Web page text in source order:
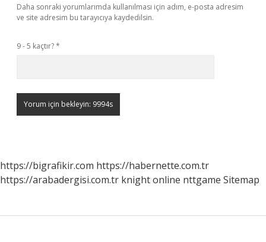
Daha sonraki yorumlarımda kullanılması için adım, e-posta adresim
ve site adresim bu tarayıcıya kaydedilsin.
9 - 5 kaçtır?*
https://bigrafikir.com https://habernette.com.tr
https://arabadergisi.com.tr knight online nttgame Sitemap